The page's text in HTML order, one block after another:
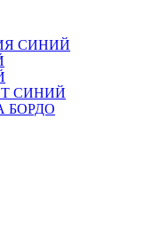
СИНИЙ
СИНИЙ
БОРДО